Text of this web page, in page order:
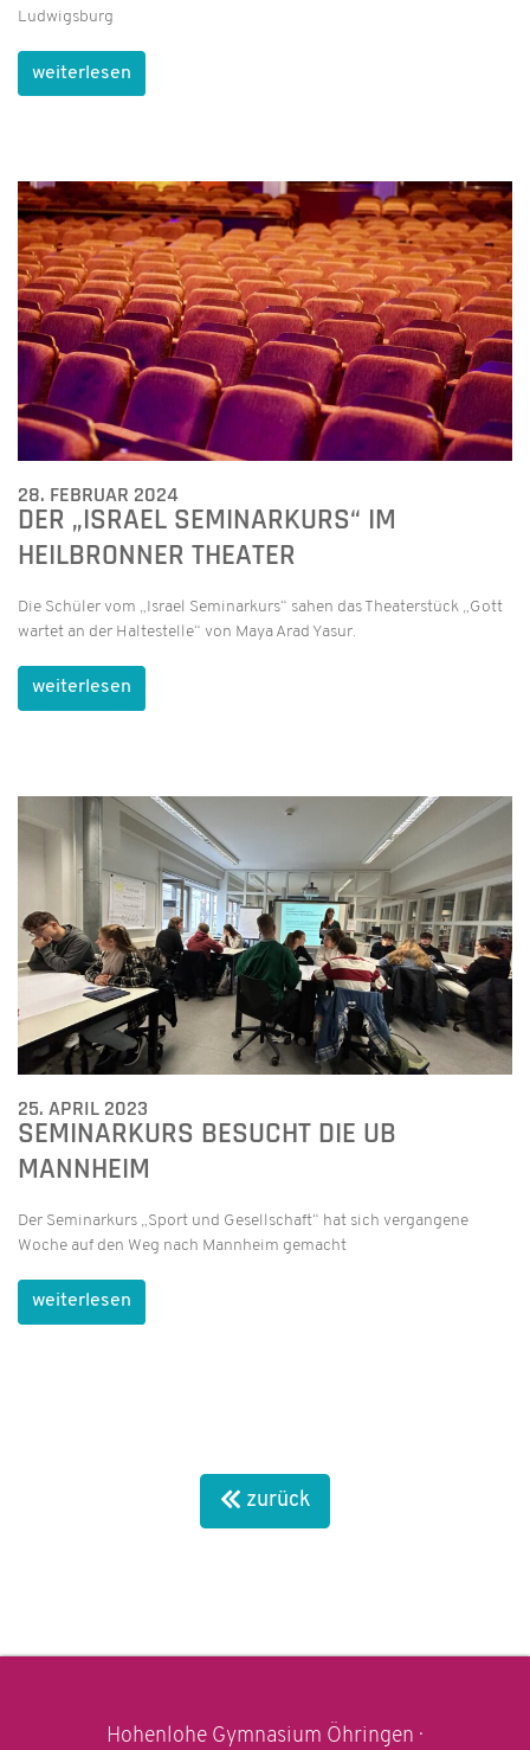
Ludwigsburg
weiterlesen
28. FEBRUAR 2024
DER „ISRAEL SEMINARKURS“ IM
HEILBRONNER THEATER
Die Schüler vom „Israel Seminarkurs“ sahen das Theaterstück „Gott
wartet an der Haltestelle“ von Maya Arad Yasur.
weiterlesen
25. APRIL 2023
SEMINARKURS BESUCHT DIE UB
MANNHEIM
Der Seminarkurs „Sport und Gesellschaft“ hat sich vergangene
Woche auf den Weg nach Mannheim gemacht
weiterlesen
zurück
Hohenlohe Gymnasium Öhringen ·